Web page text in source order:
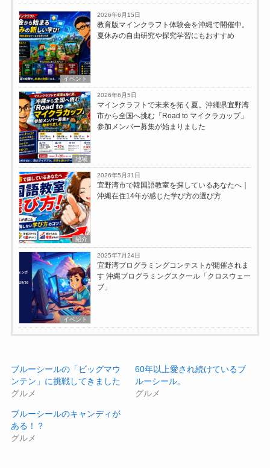
イベント
2026年6月15日
教育版マインクラフト体験会を沖縄で開催中。
夏休みの自由研究や探究学習にもおすすめ
地域
2026年6月5日
マインクラフトで未来を拓く夏。沖縄県宜野湾
市から全国へ挑む「Road to マイクラカップ」
参加メンバー募集が始まりました
紹介
2026年5月31日
宜野湾市で韓国語教室を探しているあなたへ｜
沖縄在住14年が感じた学び方の選び方
イベント
2025年7月24日
宜野湾プログラミングコンテストが開催されま
す 沖縄プログラミングスクール「クロスウェー
ブ」
ブルーシールの「ビッグマウ
ンテン」に挑戦してきました
グルメ
60年以上愛され続けているブ
ルーシール。
グルメ
ブルーシールのキャンディが
ある！？
グルメ